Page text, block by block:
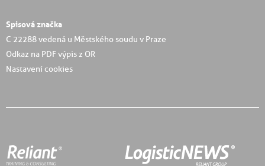
Spisová značka
C 22288 vedená u Městského soudu v Praze
Odkaz na PDF výpis z OR
Nastavení cookies